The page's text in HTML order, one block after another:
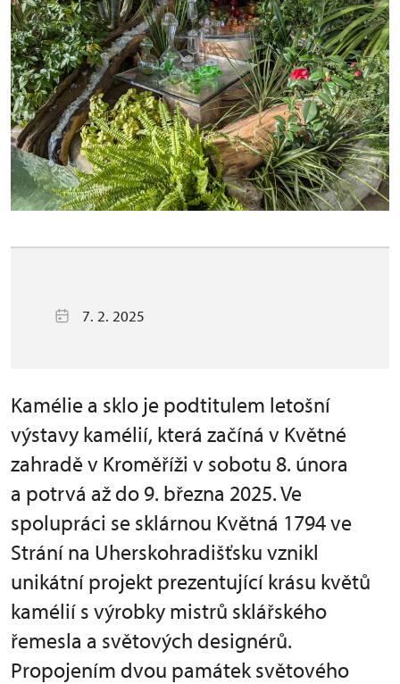
7. 2. 2025
Kamélie a sklo je podtitulem letošní
výstavy kamélií, která začíná v Květné
zahradě v Kroměříži v sobotu 8. února
a potrvá až do 9. března 2025. Ve
spolupráci se sklárnou Květná 1794 ve
Strání na Uherskohradišťsku vznikl
unikátní projekt prezentující krásu květů
kamélií s výrobky mistrů sklářského
řemesla a světových designérů.
Propojením dvou památek světového